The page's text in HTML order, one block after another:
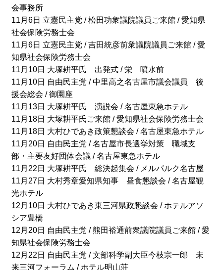
会事務所
11月6日 立憲民主党 / 松田功衆議院議員ご来館 / 愛知県
社会保険労務士会
11月6日 立憲民主党 / 吉田統彦前衆議院議員ご来館 / 愛
知県社会保険労務士会
11月10日 大塚耕平氏 出発式 / 栄 噴水前
11月10日 自由民主党 / 中里高之名古屋市議会議員 後
援会総会 / 御園座
11月13日 大塚耕平氏 演説会 / 名古屋東急ホテル
11月18日 大塚耕平氏ご来館 / 愛知県社会保険労務士会
11月18日 大村ひであき政策懇談会 / 名古屋東急ホテル
11月20日 自由民主党 / 名古屋市長選挙対策 職域支
部・主要友好団体会議 / 名古屋東急ホテル
11月22日 大塚耕平氏 総決起集会 / メルパルク名古屋
11月27日 大村秀章愛知県知事 昼食懇談会 / 名古屋観
光ホテル
12月10日 大村ひであき東三河県政懇談会 / ホテルアソ
シア豊橋
12月20日 自由民主党 / 熊田裕通前衆議院議員ご来館 / 愛
知県社会保険労務士会
12月22日 自由民主党 / 文部科学副大臣今枝宗一郎 未
来三河フォーラム / ホテル明山荘